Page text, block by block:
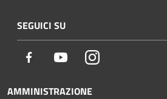
SEGUICI SU
Facebook YoutubeInstagram
AMMINISTRAZIONE